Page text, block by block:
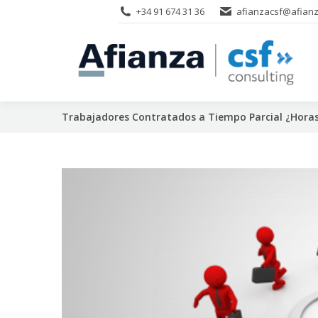
+34 91 674 31 36
Trabajadores Contratados a Tiempo Parcial